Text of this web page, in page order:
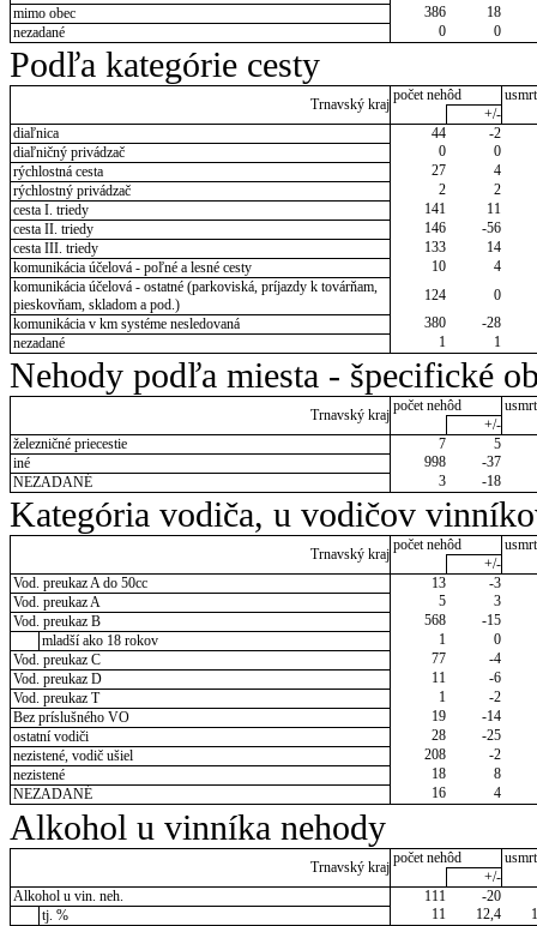
mimo obec
386
18
nezadané
0 0
Podľa kategórie cesty
Trnavský kraj
počet nehôd
+/-
diaľnica
44
-2
diaľničný privádzač
0
0
rýchlostná cesta
27
4
rýchlostný privádzač
2
2
cesta I. triedy
141
11
cesta II. triedy
146
-56
cesta III. triedy
133
14
komunikácia účelová - poľné a lesné cesty
10
4
komunikácia účelová - ostatné (parkoviská, príjazdy k továrňam,
pieskovňam, skladom a pod.)
124
0
komunikácia v km systéme nesledovaná
380
-28
nezadané
1 1
Nehody podľa miesta - špecifické
Trnavský kraj
počet nehôd
+/-
železničné priecestie
7
5
iné
998
-37
NEZADANÉ
3 -18
Kategória vodiča, u vodičov
Trnavský kraj
počet nehôd
+/-
Vod. preukaz A do 50cc
13
-3
Vod. preukaz A
5
3
Vod. preukaz B
568
-15
mladší ako 18 rokov
1
0
Vod. preukaz C
77
-4
Vod. preukaz D
11
-6
Vod. preukaz T
1
-2
Bez príslušného VO
19
-14
ostatní vodiči
28
-25
nezistené, vodič ušiel
208
-2
nezistené
18
8
NEZADANÉ
16 4
Alkohol u vinníka nehody
Trnavský kraj
počet nehôd
+/-
Alkohol u vin. neh.
111
-20
tj. %
11 12,4